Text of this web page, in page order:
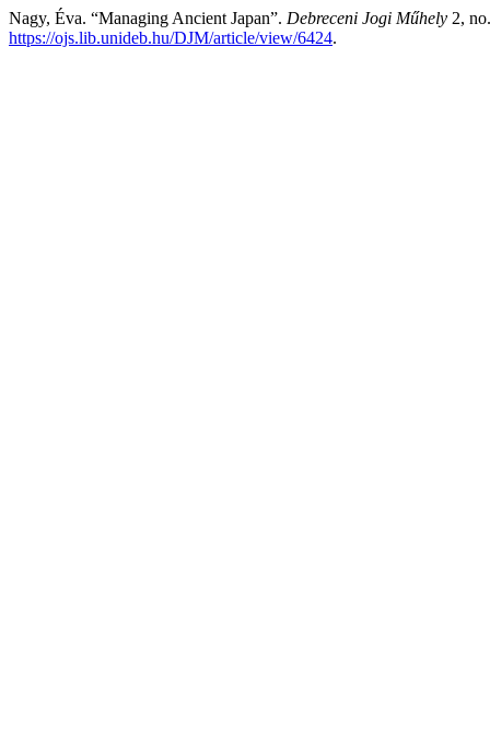
Nagy, Éva. “Managing Ancient Japan”. Debreceni Jogi Műhely 2,
https://ojs.lib.unideb.hu/DJM/article/view/6424.